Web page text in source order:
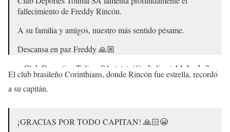
fallecimiento de Freddy Rincón.
A su familia y amigos, nuestro más sentido pésame.
Descansa en paz Freddy 🙏🏼
– Club Deportivo Tolima SA ⭐️⭐️⭐️ (@cdtolima) 14 de abril
El club brasileño Corinthians, donde Rincón fue estrella, recordó
a su capitán.
¡GRACIAS POR TODO CAPITAN! 🙏🏻😭